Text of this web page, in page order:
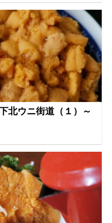
北ウニ街道（１）～